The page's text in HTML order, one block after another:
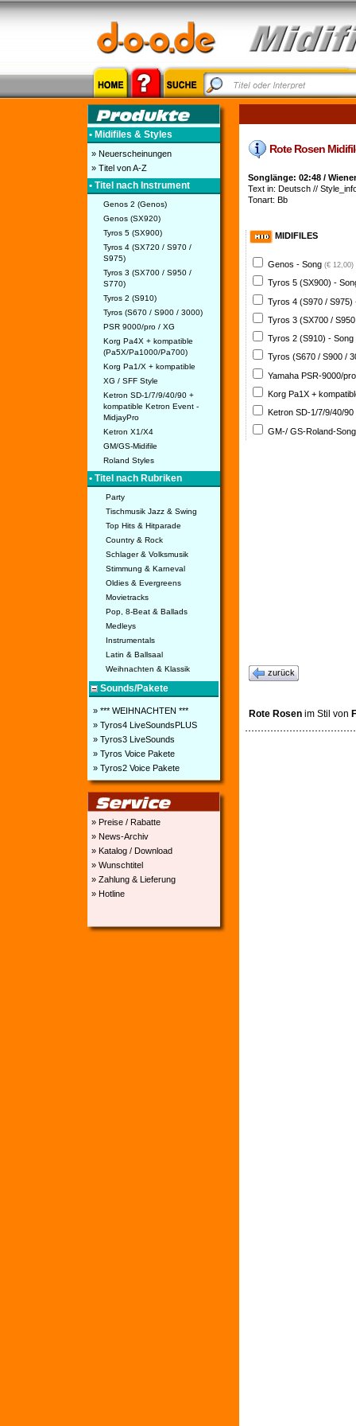
• Midifiles & Styles
» Neuerscheinungen
» Titel von A-Z
• Titel nach Instrument
Genos 2 (Genos)
Genos (SX920)
Tyros 5 (SX900)
Tyros 4 (SX720 / S970 /
S975)
Tyros 3 (SX700 / S950 /
S770)
Tyros 2 (S910)
Tyros (S670 / S900 / 3000)
PSR 9000/pro / XG
Korg Pa4X + kompatible
(Pa5X/Pa1000/Pa700)
Korg Pa1/X + kompatible
XG / SFF Style
Ketron SD-1/7/9/40/90 +
kompatible Ketron Event -
MidjayPro
Ketron X1/X4
GM/GS-Midifile
Roland Styles
• Titel nach Rubriken
Party
Tischmusik Jazz & Swing
Top Hits & Hitparade
Country & Rock
Schlager & Volksmusik
Stimmung & Karneval
Oldies & Evergreens
Movietracks
Pop, 8-Beat & Ballads
Medleys
Instrumentals
Latin & Ballsaal
Weihnachten & Klassik
Sounds/Pakete
» *** WEIHNACHTEN ***
» Tyros4 LiveSoundsPLUS
» Tyros3 LiveSounds
» Tyros Voice Pakete
» Tyros2 Voice Pakete
» Preise / Rabatte
» News-Archiv
» Katalog / Download
» Wunschtitel
» Zahlung & Lieferung
» Hotline
Rote Rosen
Songlänge: 02:48 /
Text in: Deutsch //
Tonart: Bb
MIDIFILES
Genos - Song (€ 12,00)
Tyros 5 (SX900) -
Tyros 4 (S970 /
Tyros 3 (SX700 /
Tyros 2 (S910) - Song
Tyros (S670 / S900 /
Yamaha PSR-9000/
Korg Pa1X +
Ketron SD-1/7/9/40/
GM-/ GS-Roland-
zurück
Rote Rosen im Stil von